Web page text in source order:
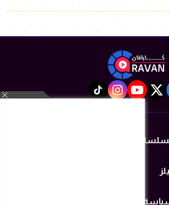
twitter
youtube
instagram
tiktok
رمضان 2026
الخصوصية